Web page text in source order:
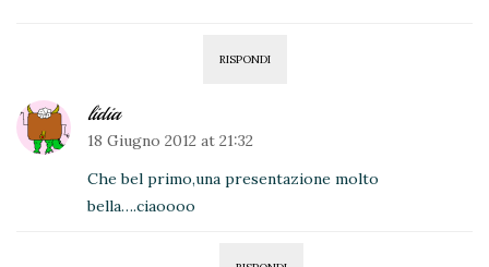
RISPONDI
lidia
18 Giugno 2012 at 21:32
Che bel primo,una presentazione molto
bella….ciaoooo